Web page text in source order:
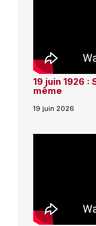
19 juin 1926 :
même
19 juin 2026